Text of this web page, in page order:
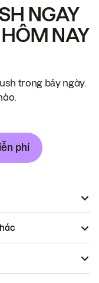
NGAY
NAY
trong bảy ngày.
phí